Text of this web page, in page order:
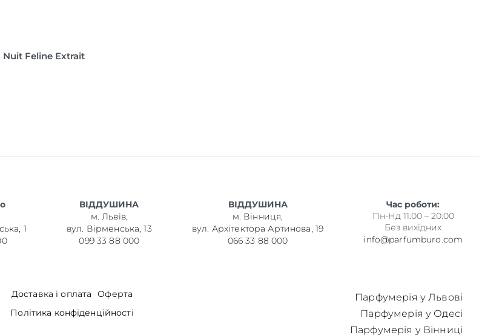
Nuit Feline Extrait
1
ВІДДУШИНА
м. Львів,
вул. Вірменська, 13
099 33 88 000
ВІДДУШИНА
м. Вінниця,
вул. Архітектора Артинова, 19
066 33 88 000
Час роботи:
Пн-Нд 11:00 – 20:00
Без вихідних
info@parfumburo.com
Доставка і оплата
Оферта
Політика конфіденційності
Парфумерія у Львові
Парфумерія у Одесі
Парфумерія у Вінниці